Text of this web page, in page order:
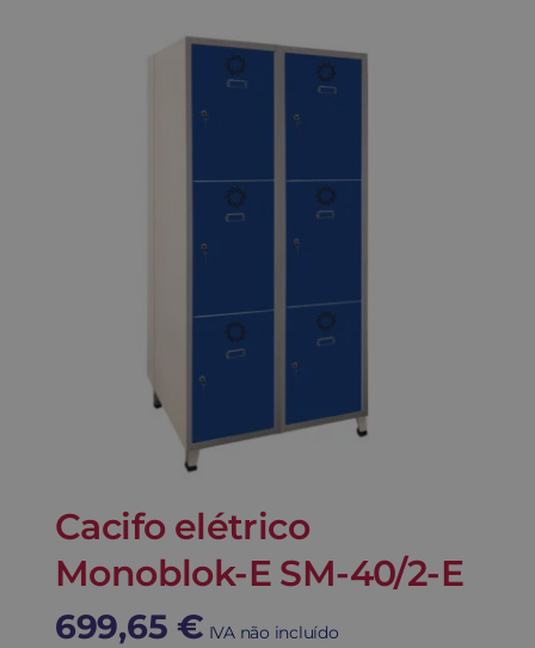
Cacifo elétrico
Monoblok-E SM-40/2-E
699,65 € IVA não incluído